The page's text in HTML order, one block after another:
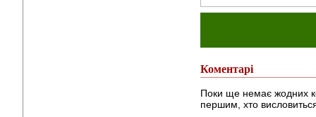
Коментарі
Поки ще немає жодних
першим, хто